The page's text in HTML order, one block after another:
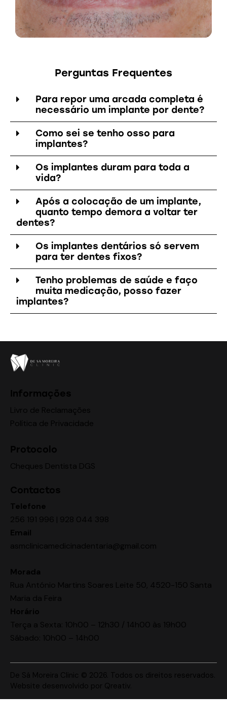
Perguntas Frequentes
Para repor uma arcada completa é
necessário um implante por dente?
Como sei se tenho osso para
implantes?
Os implantes duram para toda a
vida?
Após a colocação de um implante,
quanto tempo demora a voltar ter
dentes?
Os implantes dentários só servem
para ter dentes fixos?
Tenho problemas de saúde e faço
muita medicação, posso fazer
implantes?
Informações
Livro de Reclamações
Política de Privacidade
Protocolo
Cheques Dentista DGS
Contactos
Telefone
256 191 996 | 928 044 398
Email
asmclinicamedicinadentaria@gmail.com
Morada
Rua António Martins Soares Leite 50, 4520-150 Santa
Maria da Feira
Horário
Terça a Sexta: 10h00 – 12h30 / 14h00 às 19h00
Sábado: 10h00 – 14h00
De Sá Moreira Clinic © 2026. Todos os direitos reservados.
Website desenvolvido por Qreativ